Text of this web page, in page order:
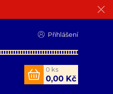
Přihlášení
0 ks
0,00 Kč